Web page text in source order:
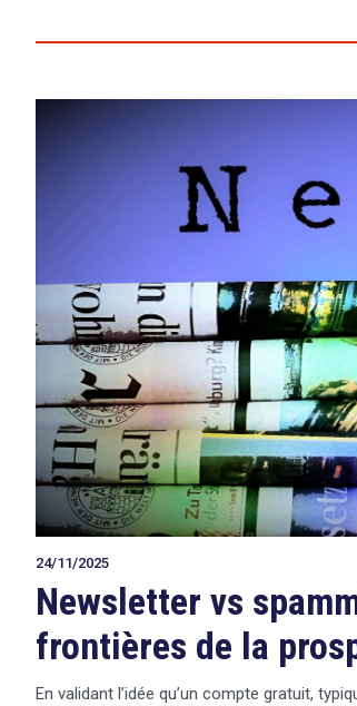
24/11/2025
Newsletter vs
frontières de la
En validant l’idée qu’un compte gratuit,